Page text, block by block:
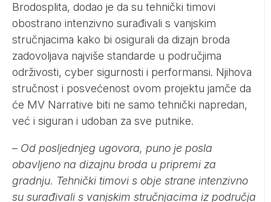
Brodosplita, dodao je da su tehnički timovi
obostrano intenzivno surađivali s vanjskim
stručnjacima kako bi osigurali da dizajn broda
zadovoljava najviše standarde u područjima
održivosti, cyber sigurnosti i performansi. Njihova
stručnost i posvećenost ovom projektu jamče da
će MV Narrative biti ne samo tehnički napredan,
već i siguran i udoban za sve putnike.
– Od posljednjeg ugovora, puno je posla
obavljeno na dizajnu broda u pripremi za
gradnju. Tehnički timovi s obje strane intenzivno
su surađivali s vanjskim stručnjacima iz područja